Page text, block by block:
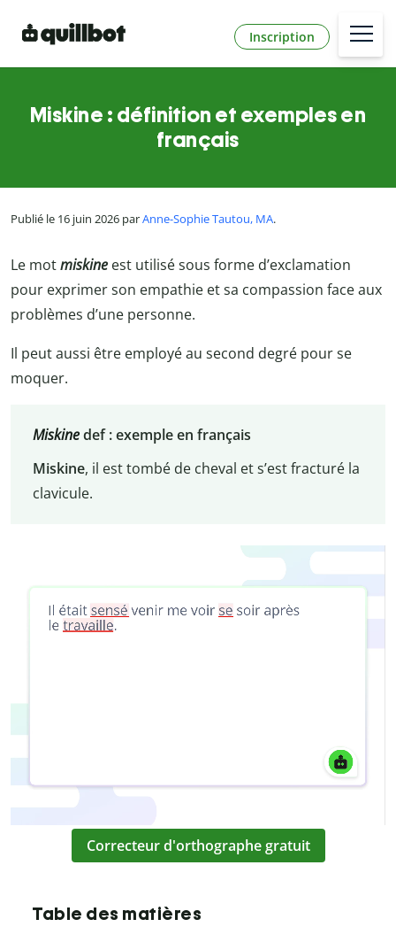
Inscription
Miskine : définition et exemples en
français
Publié le 16 juin 2026 parAnne-Sophie Tautou, MA.
Le motmiskine est utilisé sous forme d’exclamation
pour exprimer son empathie et sa compassion face aux
problèmes d’une personne.
Il peut aussi être employé au second degré pour se
moquer.
Miskinedef :exemple en français
Miskine, il est tombé de cheval et s’est fracturé la
clavicule.
Correcteur d'orthographe gratuit
Table des matières